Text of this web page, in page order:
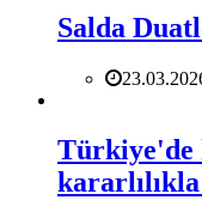
Salda
Türkiye'de